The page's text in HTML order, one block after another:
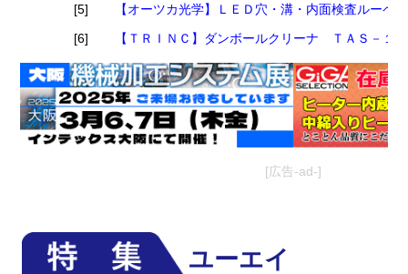
[5]
【オーツカ光学】ＬＥＤ穴・溝・内面検査ルー
[6]
【ＴＲＩＮＣ】ダンボールクリーナ ＴＡＳ－１
[広告-ad-]
ユーエイ